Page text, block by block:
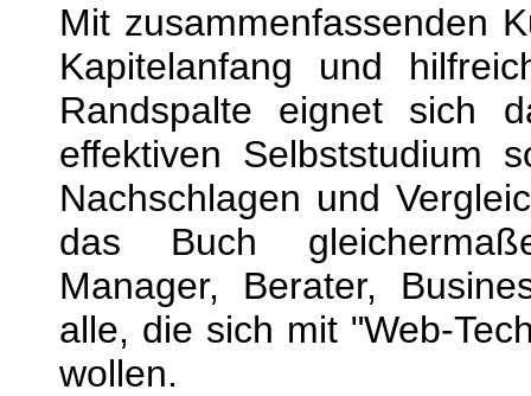
Mit zusammenfassenden
Kapitelanfang und
Randspalte eignet sich
effektiven Selbststudium
Nachschlagen und
das Buch
Manager, Berater,
alle, die sich mit "Web-
wollen.